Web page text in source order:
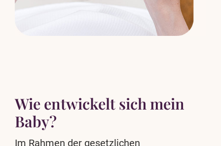
Wie entwickelt sich mein
Baby?
Im Rahmen der gesetzlichen